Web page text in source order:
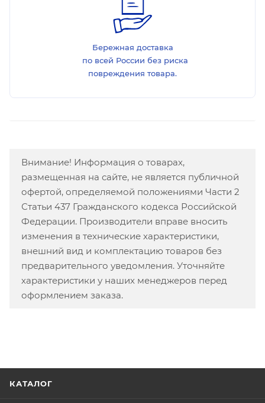
Бережная доставка
по всей России без риска
повреждения товара.
Внимание! Информация о товарах,
размещенная на сайте, не является публичной
офертой, определяемой положениями Части 2
Статьи 437 Гражданского кодекса Российской
Федерации. Производители вправе вносить
изменения в технические характеристики,
внешний вид и комплектацию товаров без
предварительного уведомления. Уточняйте
характеристики у наших менеджеров перед
оформлением заказа.
КАТАЛОГ